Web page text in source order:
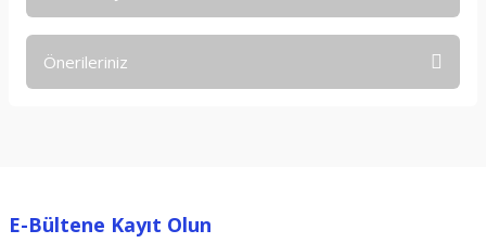
Önerileriniz
Ürün resmi kalitesiz, bozuk veya görüntülenemiyor.
E-Bültene Kayıt Olun